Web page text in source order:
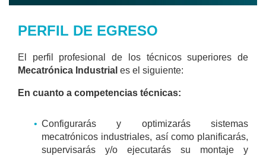
PERFIL DE EGRESO
El perfil profesional de los técnicos superiores de
Mecatrónica Industrial es el siguiente:
En cuanto a competencias técnicas:
Configurarás y optimizarás sistemas
mecatrónicos industriales, así como planificarás,
supervisarás y/o ejecutarás su montaje y